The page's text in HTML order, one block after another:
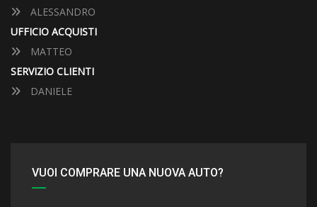
ALESSANDRO
UFFICIO ACQUISTI
MATTEO
SERVIZIO CLIENTI
DANIELE
VUOI COMPRARE UNA NUOVA AUTO?